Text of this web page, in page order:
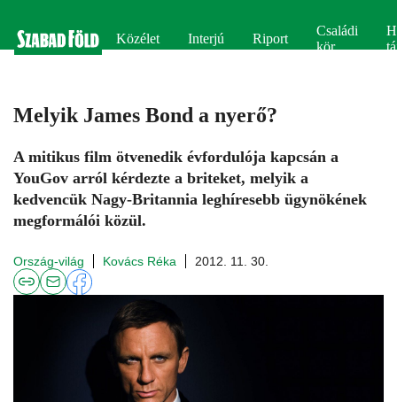
Közélet Interjú Riport
Családi
kör
Melyik James Bond a nyerő?
A mitikus film ötvenedik évfordulója kapcsán a
YouGov arról kérdezte a briteket, melyik a
kedvencük Nagy-Britannia leghíresebb ügynökének
megformálói közül.
Ország-világ Kovács Réka 2012. 11. 30.